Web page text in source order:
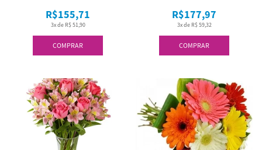
COMPRAR
3x de R$ 51,90
R$155,71
COMPRAR
3x de R$ 59,32
R$177,97